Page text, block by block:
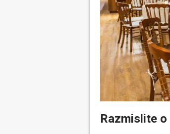
Razmislite